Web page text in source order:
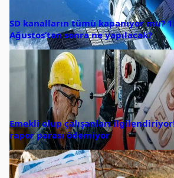
SD kanalların tümü kapanıyor mu?
Ağustos’tan sonra ne yapılacak?
Emekli olup çalışanları ilgilendiriyor!
rapor parası ödemiyor